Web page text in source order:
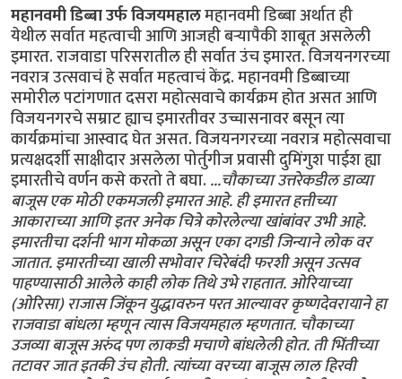
महानवमी डिब्बा उर्फ विजयमहालमहानवमी डिब्बा अर्थात ही
येथील सर्वात महत्वाची आणि आजही बर्‍यापैकी शाबूत असलेली
इमारत. राजवाडा परिसरातील ही सर्वात उंच इमारत. विजयनगरच्या
नवरात्र उत्सवाचं हे सर्वात महत्वाचं केंद्र. महानवमी डिब्बाच्या
समोरील पटांगणात दसरा महोत्सवाचे कार्यक्रम होत असत आणि
विजयनगरचे सम्राट ह्याच इमारतीवर उच्चासनावर बसून त्या
कार्यक्रमांचा आस्वाद घेत असत. विजयनगरच्या नवरात्र महोत्सवाचा
प्रत्यक्षदर्शी साक्षीदार असलेला पोर्तुगीज प्रवासी दुमिंगुश पाईश ह्या
इमारतीचे वर्णन कसे करतो ते बघा....चौकाच्या उत्तरेकडील डाव्या
बाजूस एक मोठी एकमजली इमारत आहे. ही इमारत हत्तीच्या
आकाराच्या आणि इतर अनेक चित्रे कोरलेल्या खांबांवर उभी आहे.
इमारतीचा दर्शनी भाग मोकळा असून एका दगडी जिन्याने लोक वर
जातात. इमारतीच्या खाली सभोवार चिरेबंदी फरशी असून उत्सव
पाहण्यासाठी आलेले काही लोक तिथे उभे राहतात. ओरियाच्या
(ओरिसा) राजास जिंकून युद्धावरुन परत आल्यावर कृष्णदेवरायाने हा
राजवाडा बांधला म्हणून त्यास विजयमहाल म्हणतात. चौकाच्या
उजव्या बाजूस अरुंद पण लाकडी मचाणे बांधलेली होत. ती भिंतीच्या
तटावर जात इतकी उंच होती. त्यांच्या वरच्या बाजूस लाल हिरवी